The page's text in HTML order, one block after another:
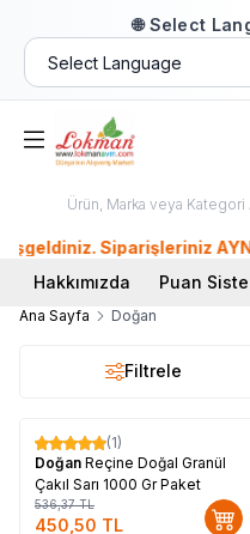
🌐 Select
Siparişleriniz AYNI
Hakkımızda
Puan
Ana Sayfa Doğan
Filtrele
%16
(1)
Doğan Reçine Doğal Granül
Çakıl Sarı 1000 Gr Paket
536,37TL
450,50 TL